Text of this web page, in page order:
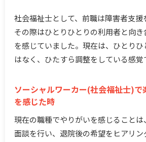
社会福祉士として、前職は障害者支援
その際はひとりひとりの利用者と向
を感じていました。現在は、ひとり
はなく、ひたすら調整をしている感覚
ソーシャルワーカー(社会福祉士)で
を感じた時
現在の職種でやりがいを感じること
面談を行い、退院後の希望をヒアリ